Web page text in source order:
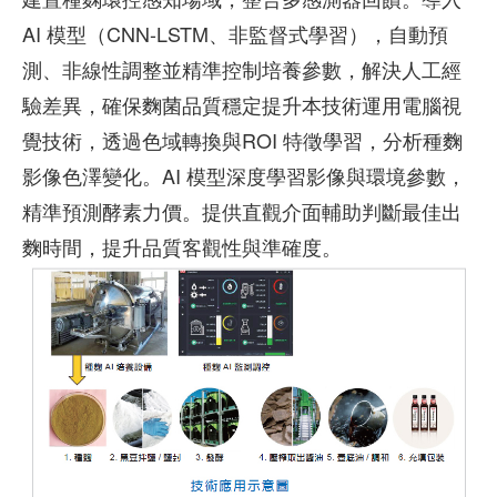
AI 模型（CNN-LSTM、非監督式學習），自動預
測、非線性調整並精準控制培養參數，解決人工經
驗差異，確保麴菌品質穩定提升本技術運用電腦視
覺技術，透過色域轉換與ROI 特徵學習，分析種麴
影像色澤變化。AI 模型深度學習影像與環境參數，
精準預測酵素力價。提供直觀介面輔助判斷最佳出
麴時間，提升品質客觀性與準確度。